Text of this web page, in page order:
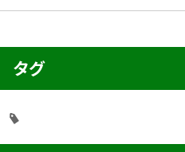
タグ